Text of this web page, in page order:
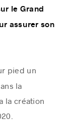
le Grand
assurer son
pied un
la
la création